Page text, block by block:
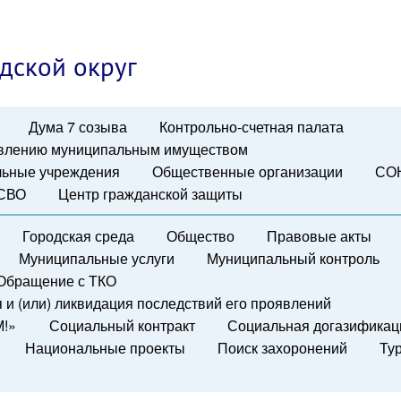
округ
Дума 7 созыва
Контрольно-счетная палата
муниципальным имуществом
учреждения
Общественные организации
Центр гражданской защиты
Городская среда Общество
Правовые акты
Муниципальные услуги
Муниципальный контроль
с ТКО
(или) ликвидация последствий его проявлений
Социальный контракт
Социальная
Национальные проекты
Поиск захоронений